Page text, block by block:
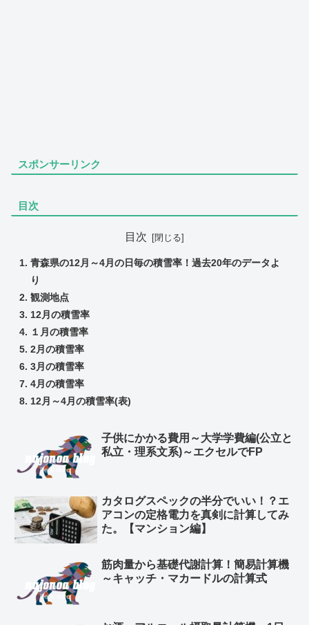
スポンサーリンク
目次
目次
青森県の12月～4月の日毎の積雪率！過去20年のデータよ
り
観測地点
12月の積雪率
１月の積雪率
2月の積雪率
3月の積雪率
4月の積雪率
12月～4月の積雪率(表)
子供にかかる費用～大学学費編(公立と
私立・理系文系)～エクセルでFP
カタログスペックの半分でいい！？エ
アコンの定格電力を真剣に計算してみ
た。【マンション編】
筋肉量から基礎代謝計算！簡易計算機
～キャッチ・マカードルの計算式